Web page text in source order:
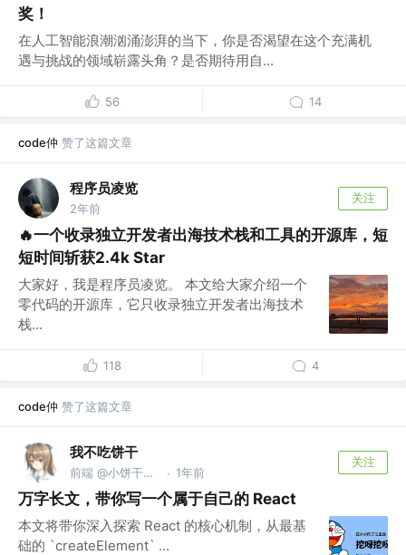
奖！
在人工智能浪潮汹涌澎湃的当下，你是否渴望在这个充满机
遇与挑战的领域崭露头角？是否期待用自...
56 14
code仲 赞了这篇文章
程序员凌览
2年前
关注
🔥一个收录独立开发者出海技术栈和工具的开源库，短
短时间斩获2.4k Star
大家好，我是程序员凌览。 本文给大家介绍一个
零代码的开源库，它只收录独立开发者出海技术
栈...
118 4
code仲 赞了这篇文章
我不吃饼干
前端 @小饼干无限公司 · 1年前
关注
万字长文，带你写一个属于自己的 React
本文将带你深入探索 React 的核心机制，从最基
础的 `createElement` ...